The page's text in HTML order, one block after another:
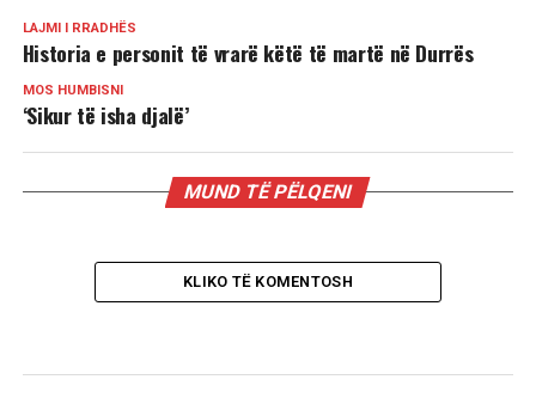
LAJMI I RRADHËS
Historia e personit të vrarë këtë të martë në Durrës
MOS HUMBISNI
‘Sikur të isha djalë’
MUND TË PËLQENI
KLIKO TË KOMENTOSH